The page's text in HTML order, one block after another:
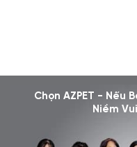
Chọn AZPET - Nếu
Niềm